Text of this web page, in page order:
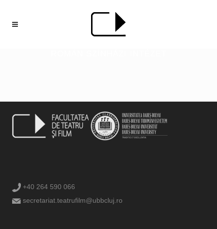
+40 264 590 066
secretariat.teatrufilm@ubbcluj.ro